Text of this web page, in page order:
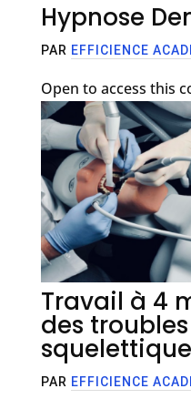
Hypnose
PAR EFFICIENCE
Open to access this
Travail à 4
des
PAR EFFICIENCE